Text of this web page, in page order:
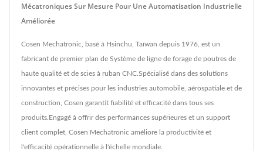
Mécatroniques Sur Mesure Pour Une Automatisation Industrielle
Améliorée
Cosen Mechatronic, basé à Hsinchu, Taïwan depuis 1976, est un
fabricant de premier plan de Système de ligne de forage de poutres de
haute qualité et de scies à ruban CNC.Spécialisé dans des solutions
innovantes et précises pour les industries automobile, aérospatiale et de
construction, Cosen garantit fiabilité et efficacité dans tous ses
produits.Engagé à offrir des performances supérieures et un support
client complet, Cosen Mechatronic améliore la productivité et
l'efficacité opérationnelle à l'échelle mondiale.